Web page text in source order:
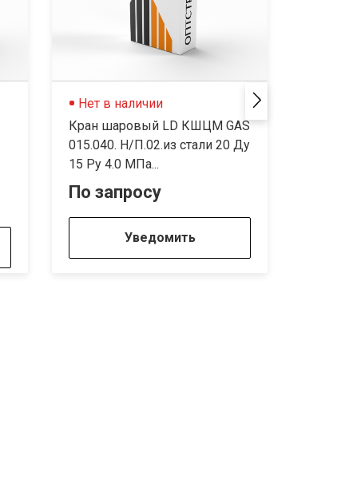
Нет в наличии
Кран шаровый LD КШЦМ GAS
015.040. H/П.02.из стали 20 Ду
15 Ру 4.0 МПа...
По запросу
Уведомить